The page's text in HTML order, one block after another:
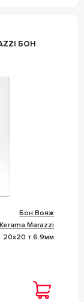
БОН
Бон Вояж
Kerama Marazzi
20x20 т.6.9мм